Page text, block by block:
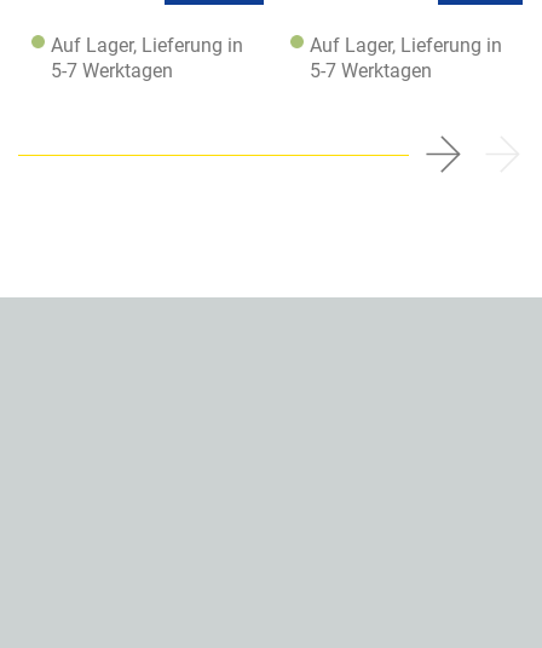
Auf Lager, Lieferung in
5-7 Werktagen
Auf Lager, Lieferung in
5-7 Werktagen